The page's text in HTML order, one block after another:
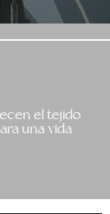
el tejido
una vida